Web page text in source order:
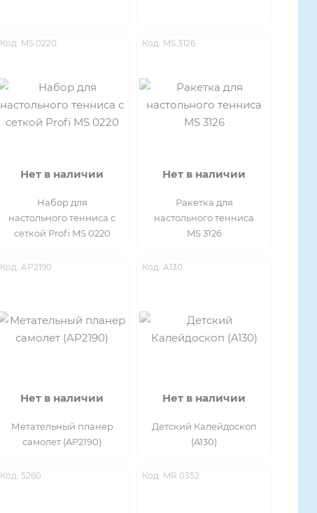
Код: MS 0220
Нет в наличии
Набор для
настольного тенниса с
сеткой Profi MS 0220
Код: MS 3126
Нет в наличии
Ракетка для
настольного тенниса
MS 3126
Код: AP2190
Нет в наличии
Метательный планер
самолет (AP2190)
Код: A130
Нет в наличии
Детский Калейдоскоп
(A130)
Код: 5260 Код: MR 0352